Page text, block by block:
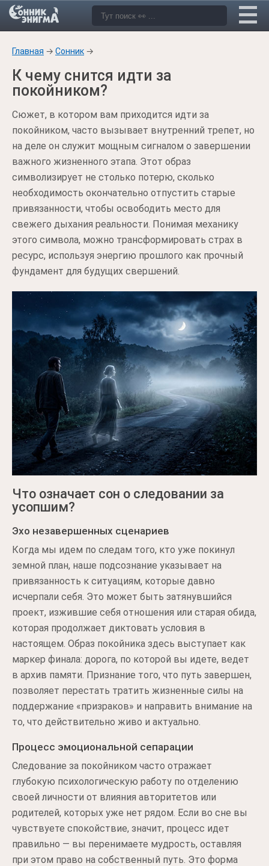
Главная → Сонник →
К чему снится идти за
покойником?
Сюжет, в котором вам приходится идти за
покойником, часто вызывает внутренний трепет, но
на деле он служит мощным сигналом о завершении
важного жизненного этапа. Этот образ
символизирует не столько потерю, сколько
необходимость окончательно отпустить старые
привязанности, чтобы освободить место для
свежего дыхания реальности. Понимая механику
этого символа, можно трансформировать страх в
ресурс, используя энергию прошлого как прочный
фундамент для будущих свершений.
Что означает сон о следовании за
усопшим?
Эхо незавершенных сценариев
Когда мы идем по следам того, кто уже покинул
земной план, наше подсознание указывает на
привязанность к ситуациям, которые давно
исчерпали себя. Это может быть затянувшийся
проект, изжившие себя отношения или старая обида,
которая продолжает диктовать условия в
настоящем. Образ покойника здесь выступает как
маркер финала: дорога, по которой вы идете, ведет
в архив памяти. Признание того, что путь завершен,
позволяет перестать тратить жизненные силы на
поддержание «призраков» и направить внимание на
то, что действительно живо и актуально.
Процесс эмоциональной сепарации
Следование за покойником часто отражает
глубокую психологическую работу по отделению
своей личности от влияния авторитетов или
родителей, которых уже нет рядом. Если во сне вы
чувствуете спокойствие, значит, процесс идет
правильно — вы перенимаете мудрость, оставляя
при этом право на собственный путь. Это форма